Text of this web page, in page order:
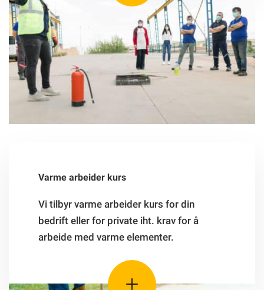
Varme arbeider kurs
Vi tilbyr varme arbeider kurs for din
bedrift eller for private iht. krav for å
arbeide med varme elementer.